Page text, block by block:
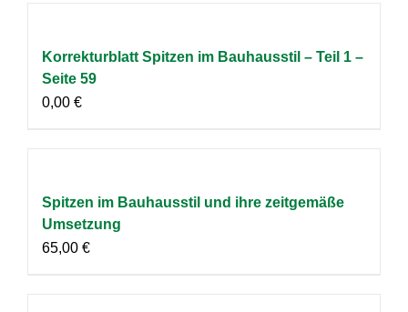
Korrekturblatt Spitzen im Bauhausstil – Teil 1 –
Seite 59
0,00 €
Spitzen im Bauhausstil und ihre zeitgemäße
Umsetzung
65,00 €